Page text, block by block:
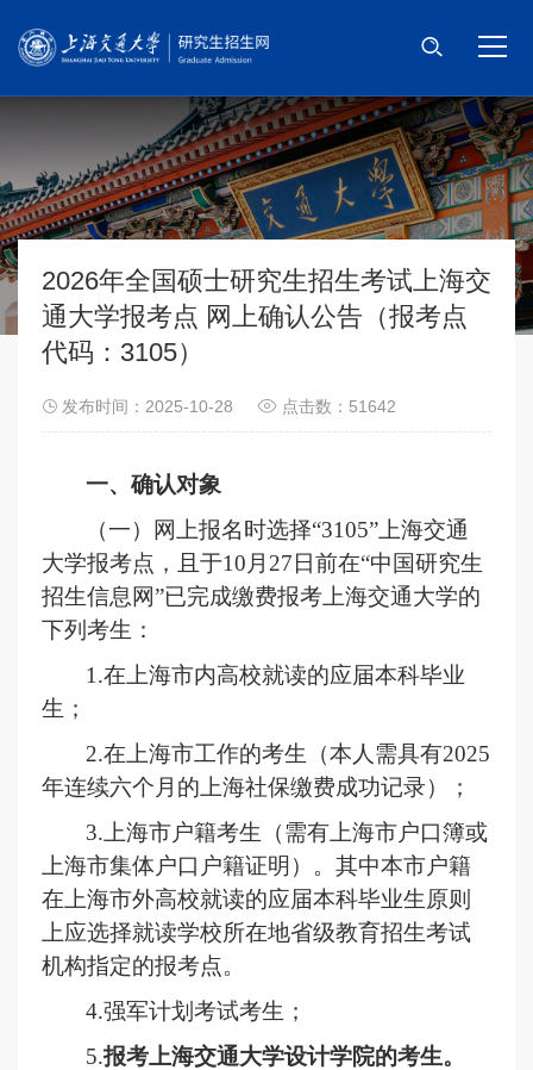
首页
招生简章
信息公示
信息系统登录
联系我们
2026年全国硕士研究生招生考试上海交
通大学报考点 网上确认公告（报考点
代码：3105）
发布时间：2025-10-28 点击数：51642
一、确认对象
（一）网上报名时选择“3105”上海交通
大学报考点，且于10月27日前在“中国研究生
招生信息网”已完成缴费报考上海交通大学的
下列考生：
1.在上海市内高校就读的应届本科毕业
生；
2.在上海市工作的考生（本人需具有2025
年连续六个月的上海社保缴费成功记录）；
3.上海市户籍考生（需有上海市户口簿或
上海市集体户口户籍证明）。其中本市户籍
在上海市外高校就读的应届本科毕业生原则
上应选择就读学校所在地省级教育招生考试
机构指定的报考点。
4.强军计划考试考生；
5.报考 上海交通大学设计学院的考生。